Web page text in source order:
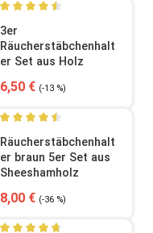
Durchschnittliche
3er
Räucherstäbchenhalt
er Set aus Holz
Verkaufspreis:
6,50 € Regulärer Preis:
(-13 %)
Durchschnittliche
Räucherstäbchenhalt
er braun 5er Set aus
Sheeshamholz
Verkaufspreis:
8,00 € Regulärer Preis:
(-36 %)